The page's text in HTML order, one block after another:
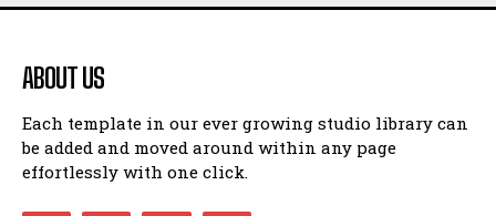
ABOUT US
Each template in our ever growing studio library can
be added and moved around within any page
effortlessly with one click.